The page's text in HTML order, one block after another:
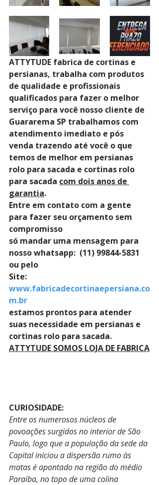
ATTYTUDE fabrica de cortinas e
persianas, trabalha com produtos
de qualidade e profissionais
qualificados para fazer o melhor
serviço para você nosso cliente de
Guararema SP trabalhamos com
atendimento imediato e pós
venda trazendo até você o que
temos de melhor em persianas
rolo para sacada e cortinas rolo
para sacada com dois anos de
garantia.
Entre em contato com a gente
para fazer seu orçamento sem
compromisso
só mandar uma mensagem para
nosso whatsapp:  (11) 99844-5831
ou pelo
Site:
www.fabricadecortinaepersiana.co
m.br
estamos prontos para atender
suas necessidade em persianas e
cortinas rolo para sacada.
ATTYTUDE SOMOS LOJA DE FABRICA
CURIOSIDADE:
Entre os numerosos núcleos de
povoações surgidos no interior de São
Paulo, logo que a população da sede da
Capital iniciou a dispersão rumo às
matas é apontado na região do médio
Paraíba, no topo de uma colina